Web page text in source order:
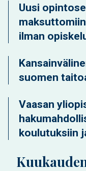
Uusi
ilman
suomen
Vaasan
koulutuksiin